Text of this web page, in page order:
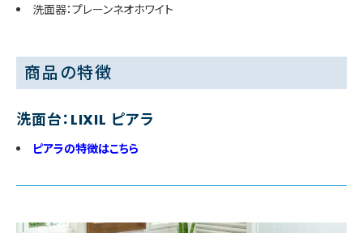
洗面器：プレーンネオホワイト
商品の特徴
洗面台：LIXIL ピアラ
ピアラの特徴はこちら